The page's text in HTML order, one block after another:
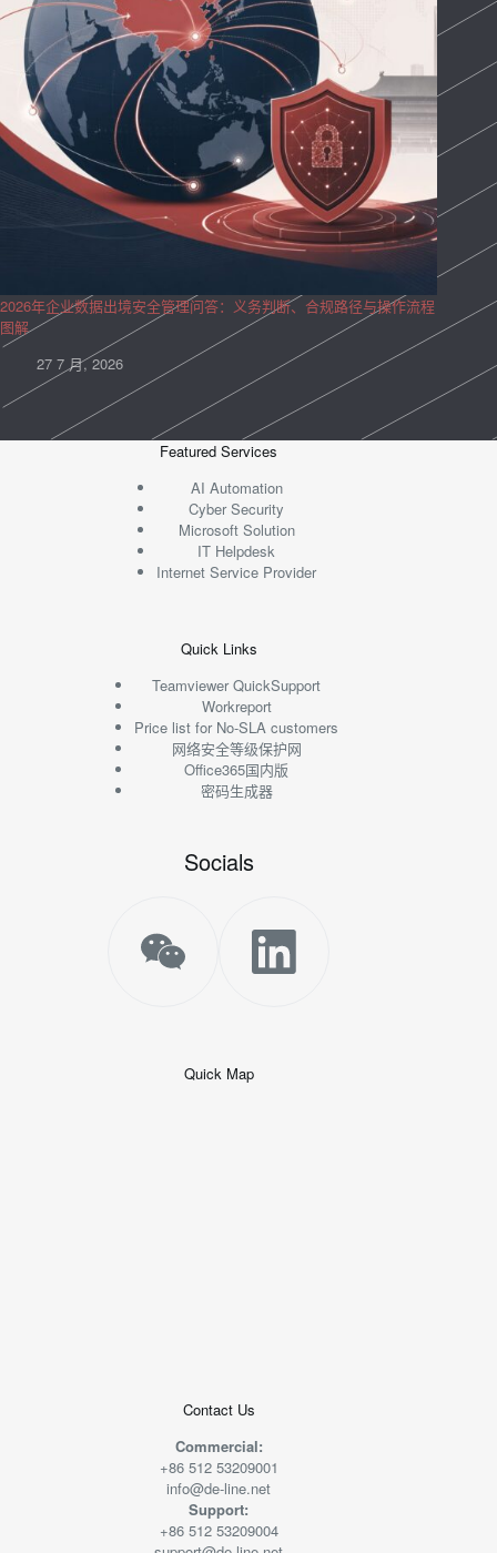
2026年企业数据出境安全管理问答：义务判断、合规路径与操作流程
图解
27 7 月, 2026
Featured Services
AI Automation
Cyber Security
Microsoft Solution
IT Helpdesk
Internet Service Provider
Quick Links
Teamviewer QuickSupport
Workreport
Price list for No-SLA customers
网络安全等级保护网
Office365国内版
密码生成器
Socials
Quick Map
Contact Us
Commercial:
+86 512 53209001
info@de-line.net
Support:
+86 512 53209004